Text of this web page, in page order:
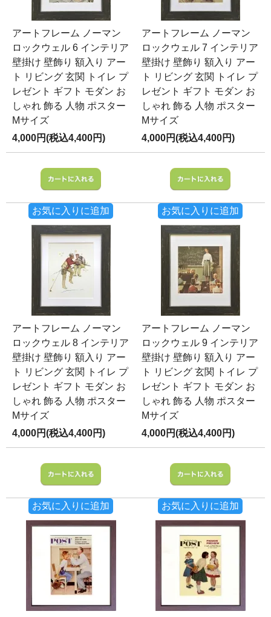
アートフレーム ノーマン
ロックウェル 6 インテリア
壁掛け 壁飾り 額入り アー
ト リビング 玄関 トイレ プ
レゼント ギフト モダン お
しゃれ 飾る 人物 ポスター
Mサイズ
4,000円(税込4,400円)
お気に入りに追加
アートフレーム ノーマン
ロックウェル 7 インテリア
壁掛け 壁飾り 額入り アー
ト リビング 玄関 トイレ プ
レゼント ギフト モダン お
しゃれ 飾る 人物 ポスター
Mサイズ
4,000円(税込4,400円)
お気に入りに追加
アートフレーム ノーマン
ロックウェル 8 インテリア
壁掛け 壁飾り 額入り アー
ト リビング 玄関 トイレ プ
レゼント ギフト モダン お
しゃれ 飾る 人物 ポスター
Mサイズ
4,000円(税込4,400円)
お気に入りに追加
アートフレーム ノーマン
ロックウェル 9 インテリア
壁掛け 壁飾り 額入り アー
ト リビング 玄関 トイレ プ
レゼント ギフト モダン お
しゃれ 飾る 人物 ポスター
Mサイズ
4,000円(税込4,400円)
お気に入りに追加